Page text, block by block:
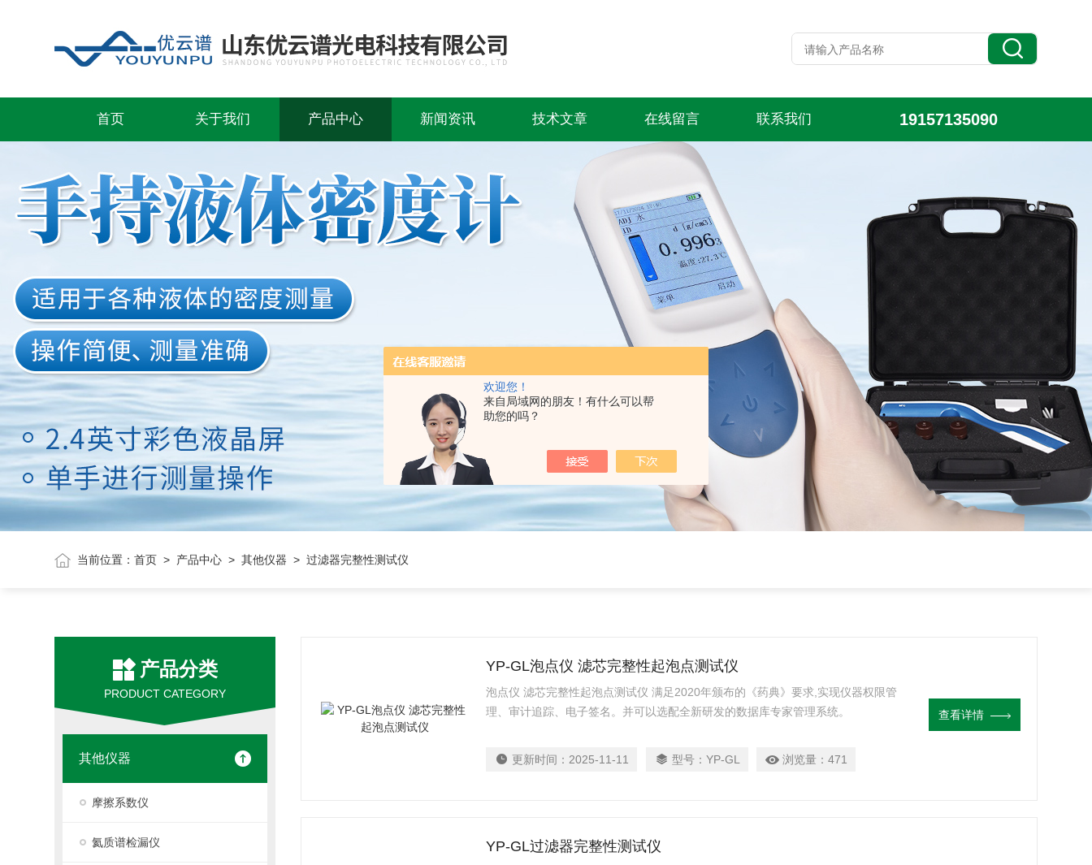
欢迎您！
来自局域网的朋友！有什么可以帮
助您的吗？
首页 关于我们 产品中心 新闻资讯 技术文章 在线留言 联系我们 19157135090
当前位置：首页 > 产品中心 >其他仪器 > 过滤器完整性测试仪
产品分类
PRODUCT CATEGORY
其他仪器
摩擦系数仪
氦质谱检漏仪
YP-GL泡点仪 滤芯完整性起泡点测试仪
泡点仪 滤芯完整性起泡点测试仪 满足2020年颁布的《药典》要求,实现仪器权限管
理、审计追踪、电子签名。并可以选配全新研发的数据库专家管理系统。
更新时间： 2025-11-11 型号： YP-GL 浏览量： 471
查看详情
YP-GL过滤器完整性测试仪